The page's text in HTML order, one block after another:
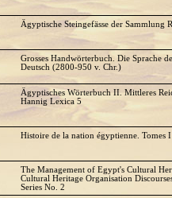
Ägyptische Steingefässe der Sammlung
Grosses Handwörterbuch. Die Sprache
Deutsch (2800-950 v. Chr.)
Ägyptisches Wörterbuch II. Mittleres
Hannig Lexica 5
Histoire de la nation égyptienne. Tomes
The Management of Egypt's Cultural
Cultural Heritage Organisation
Series No. 2